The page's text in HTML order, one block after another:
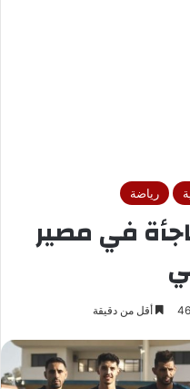
رياضة
في مصير
46 أقل من دقيقة